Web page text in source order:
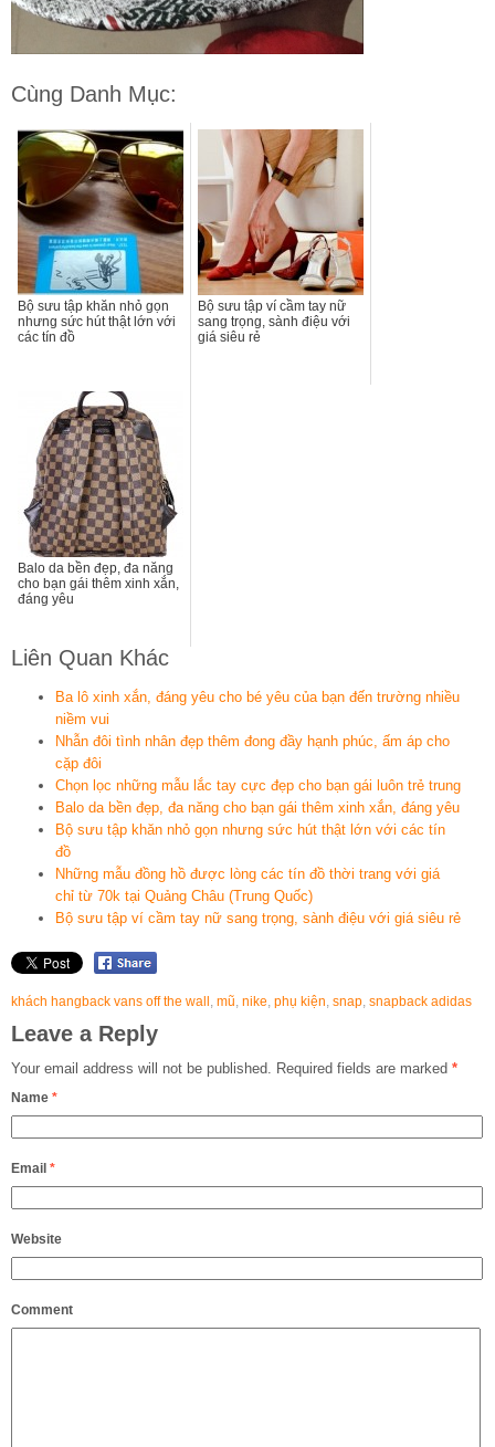
Cùng Danh Mục:
Bộ sưu tập khăn nhỏ gọn
nhưng sức hút thật lớn với
các tín đồ
Bộ sưu tập ví cầm tay nữ
sang trọng, sành điệu với
giá siêu rẻ
Balo da bền đẹp, đa năng
cho bạn gái thêm xinh xắn,
đáng yêu
Liên Quan Khác
Ba lô xinh xắn, đáng yêu cho bé yêu của bạn đến trường nhiều
niềm vui
Nhẫn đôi tình nhân đẹp thêm đong đầy hạnh phúc, ấm áp cho
cặp đôi
Chọn lọc những mẫu lắc tay cực đẹp cho bạn gái luôn trẻ trung
Balo da bền đẹp, đa năng cho bạn gái thêm xinh xắn, đáng yêu
Bộ sưu tập khăn nhỏ gọn nhưng sức hút thật lớn với các tín
đồ
Những mẫu đồng hồ được lòng các tín đồ thời trang với giá
chỉ từ 70k tại Quảng Châu (Trung Quốc)
Bộ sưu tập ví cầm tay nữ sang trọng, sành điệu với giá siêu rẻ
khách hangback vans off the wall mũ nike phụ kiện snap snapback adidas
Leave a Reply
Your email address will not be published. Required fields are marked *
Name *
Email *
Website
Comment